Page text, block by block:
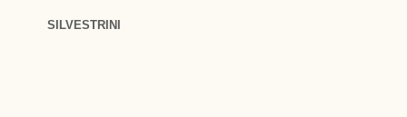
SILVESTRINI